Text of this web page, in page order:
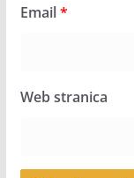
Email*
Web stranica